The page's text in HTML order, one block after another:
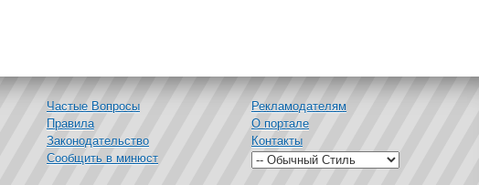
Частые Вопросы
Правила
Законодательство
Сообщить в минюст
Рекламодателям
О портале
Контакты